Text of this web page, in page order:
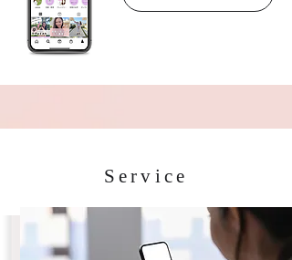
Service